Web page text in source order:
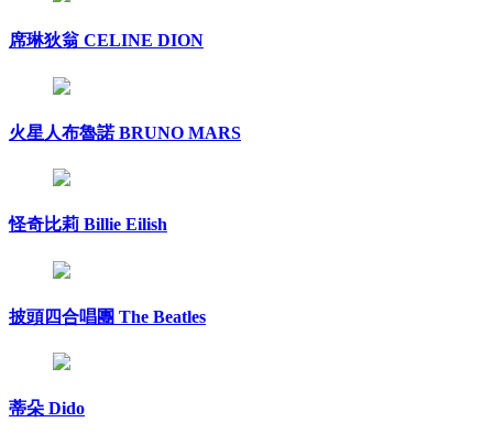
席琳狄翁 CELINE DION
火星人布魯諾 BRUNO MARS
怪奇比莉 Billie Eilish
披頭四合唱團 The Beatles
蒂朵 Dido